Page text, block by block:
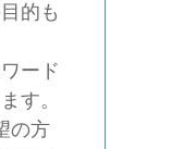
的も
ード
す。
の方